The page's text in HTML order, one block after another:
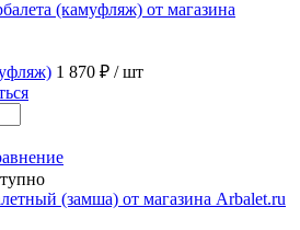
1 870 ₽ / шт